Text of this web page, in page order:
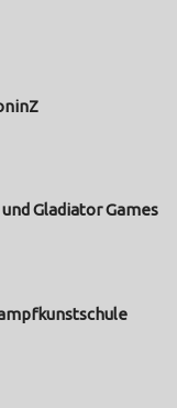
Gladiator Games